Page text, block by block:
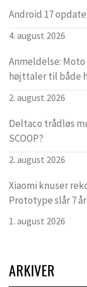
Android 17
4. august 2026
Anmeldelse:
højttaler til både
2. august 2026
Deltaco trådløs
SCOOP?
2. august 2026
Xiaomi knuser
Prototype slår 7
1. august 2026
ARKIVER